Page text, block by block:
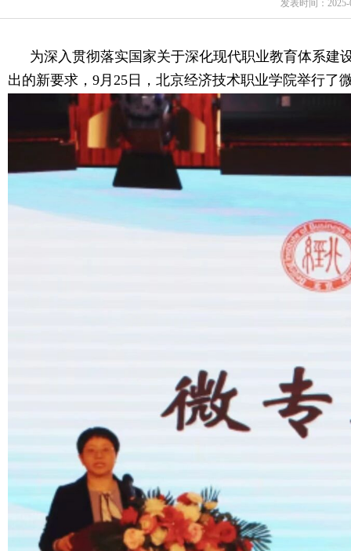
发表时间：2025-
为深入贯彻落实国家关于深化现代职业教育体系建
出的新要求，9月25日，北京经济技术职业学院举行